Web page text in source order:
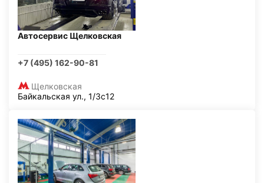
Автосервис Щелковская
+7 (495) 162-90-81
Щелковская
Байкальская ул., 1/3с12